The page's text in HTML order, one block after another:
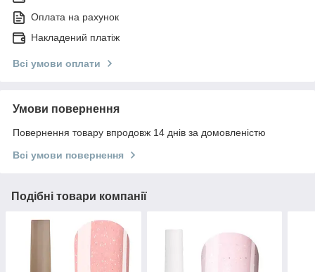
Оплата на рахунок
Накладений платіж
Всі умови оплати
Умови повернення
Повернення товару впродовж 14 днів за домовленістю
Всі умови повернення
Подібні товари компанії